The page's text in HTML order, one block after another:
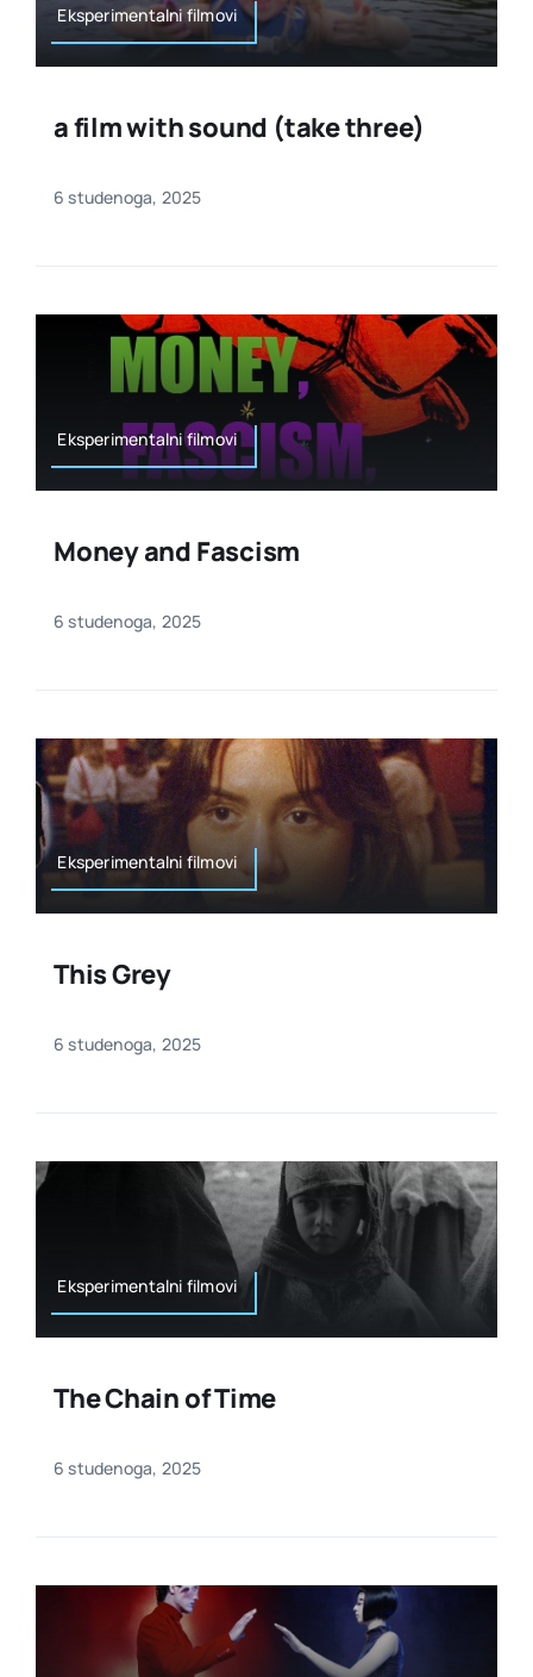
Eksperimentalni filmovi
a film with sound (take three)
6 studenoga, 2025
Eksperimentalni filmovi
Money and Fascism
6 studenoga, 2025
Eksperimentalni filmovi
This Grey
6 studenoga, 2025
Eksperimentalni filmovi
The Chain of Time
6 studenoga, 2025